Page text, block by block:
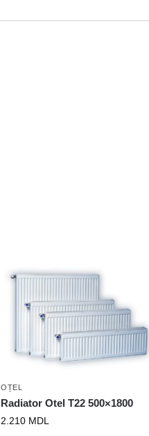
OȚEL
Radiator Otel T22 500×1800
2.210 MDL